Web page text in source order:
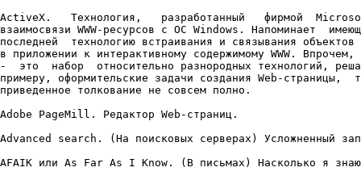
ActiveX.   Технология,   разработанный   фирмой
взаимосвязи WWW-ресурсов с ОС Windows. Напоминает
последней  технологию встраивания и связывания объектов
в приложении к интерактивному содержимому WWW.
-  это  набор  относительно разнородных технологий,
примеру, оформительские задачи создания Web-страницы,
приведенное толкование не совсем полно.
Adobe PageMill. Редактор Web-страниц.
Advanced search. (На поисковых серверах) Усложненный
AFAIK или As Far As I Know. (В письмах) Насколько я